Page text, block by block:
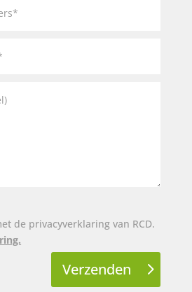
de privacyverklaring van RCD.
Verzenden